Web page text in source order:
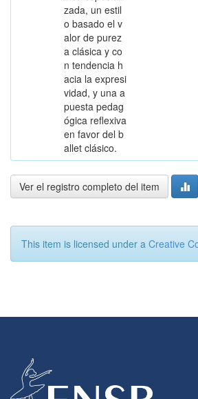
zada, un estil
o basado el v
alor de purez
a clásica y co
n tendencia h
acia la expresi
vidad, y una a
puesta pedag
ógica reflexiva
en favor del b
allet clásico.
Ver el registro completo del item
This item is licensed under a Creative